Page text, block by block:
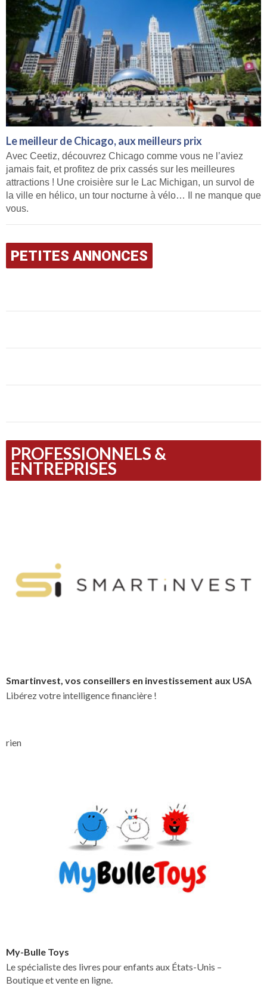
Le meilleur de Chicago, aux meilleurs prix
Avec Ceetiz, découvrez Chicago comme vous ne l’aviez
jamais fait, et profitez de prix cassés sur les meilleures
attractions ! Une croisière sur le Lac Michigan, un survol de
la ville en hélico, un tour nocturne à vélo… Il ne manque que
vous.
PETITES ANNONCES
PROFESSIONNELS &
ENTREPRISES
Smartinvest, vos conseillers en investissement aux USA
Libérez votre intelligence financière !
rien
My-Bulle Toys
Le spécialiste des livres pour enfants aux États-Unis –
Boutique et vente en ligne.